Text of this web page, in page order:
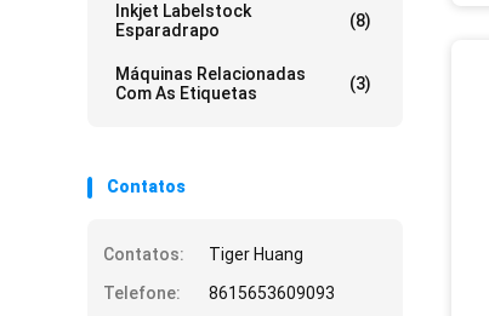
Inkjet Labelstock
Esparadrapo
(8)
Máquinas Relacionadas
Com As Etiquetas
(3)
Contatos
Contatos:
Tiger Huang
Telefone:
8615653609093